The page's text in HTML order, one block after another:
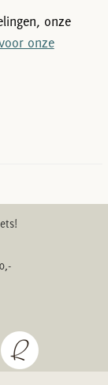
onze
onze